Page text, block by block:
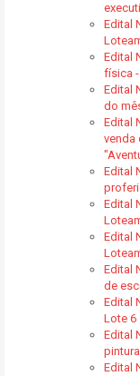
Edital
Edital
física
Edital
do
Edital
venda
Edital
Edital
Edital
Edital
de
Edital
Lote 6
Edital
Edital